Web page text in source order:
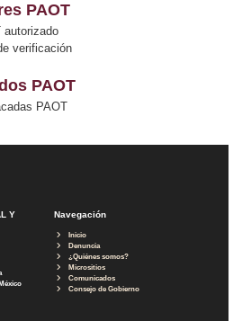
PAOT
autorizado
verificación
PAOT
PAOT
Y
Navegación
Inicio
Denuncia
¿Quiénes somos?
Micrositios
Comunicados
Consejo de Gobierno